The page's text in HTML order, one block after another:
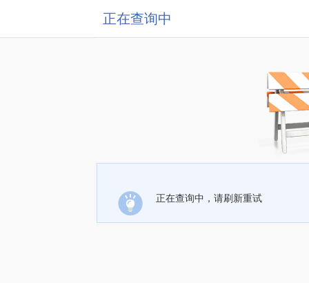
正在查询中
正在查询中，请刷新重试